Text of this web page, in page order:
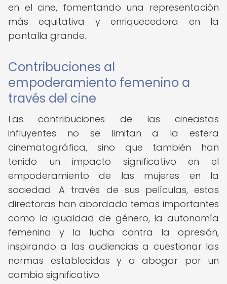
en el cine, fomentando una representación
más equitativa y enriquecedora en la
pantalla grande.
Contribuciones al
empoderamiento femenino a
través del cine
Las contribuciones de las cineastas
influyentes no se limitan a la esfera
cinematográfica, sino que también han
tenido un impacto significativo en el
empoderamiento de las mujeres en la
sociedad. A través de sus películas, estas
directoras han abordado temas importantes
como la igualdad de género, la autonomía
femenina y la lucha contra la opresión,
inspirando a las audiencias a cuestionar las
normas establecidas y a abogar por un
cambio significativo.